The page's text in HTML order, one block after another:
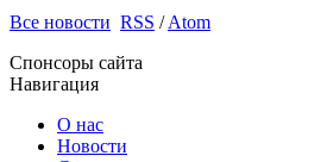
Все новости RSS /Atom
Спонсоры сайта
Навигация
О нас
Новости